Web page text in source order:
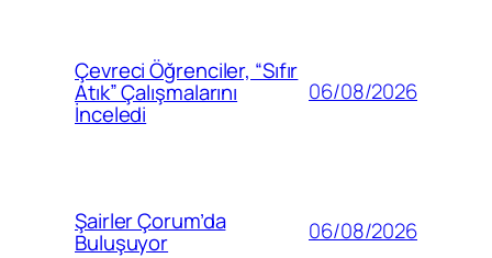
Çevreci Öğrenciler, “Sıfır
Atık” Çalışmalarını
İnceledi
06/08/2026
Şairler Çorum’da
Buluşuyor 06/08/2026